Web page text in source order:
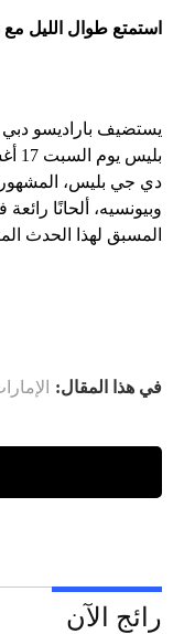
استمتع طوال الليل
يستضيف باراديسو
دي جي بليس، المشهور
وبيونسيه، ألحانًا
المسبق لهذا الحدث
في هذا المقال:
رائج الآن